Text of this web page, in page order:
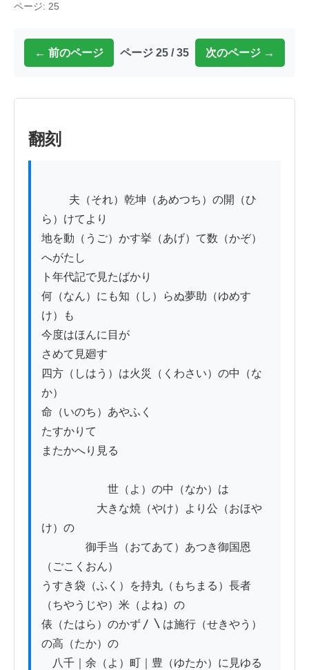
ページ: 25
← 前のページ ページ 25 / 35 次のページ →
翻刻
ら）けてより
地を動（うご）かす挙（あげ）て数（かぞ）
へがたし
ト年代記で見たばかり
何（なん）にも知（し）らぬ夢助（ゆめす
け）も
今度はほんに目が
さめて見廻す
四方（しはう）は火災（くわさい）の中（な
か）
命（いのち）あやふく
たすかりて
またかへり見る
世（よ）の中（なか）は
大きな焼（やけ）より公（おほや
け）の
御手当（おてあて）あつき御国恩
（ごこくおん）
うすき袋（ふく）を持丸（もちまる）長者
（ちやうじや）米（よね）の
俵（たはら）のかず〳〵は施行（せきやう）
の高（たか）の
八千｜余（よ）町｜豊（ゆたか）に見ゆる